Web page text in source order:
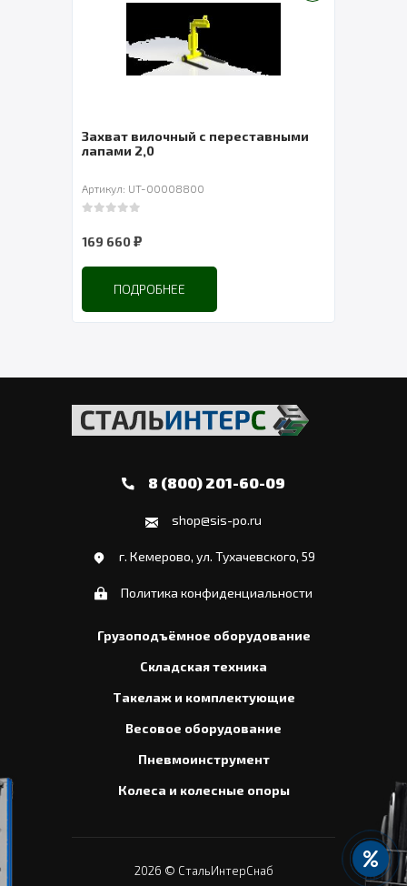
Захват вилочный с переставными
лапами 2,0
Артикул: UT-00008800
169 660₽
ПОДРОБНЕЕ
8 (800) 201-60-09
shop@sis-po.ru
г. Кемерово, ул. Тухачевского, 59
Политика конфиденциальности
Грузоподъёмное оборудование
Складская техника
Такелаж и комплектующие
Весовое оборудование
Пневмоинструмент
Колеса и колесные опоры
2026 © СтальИнтерСнаб